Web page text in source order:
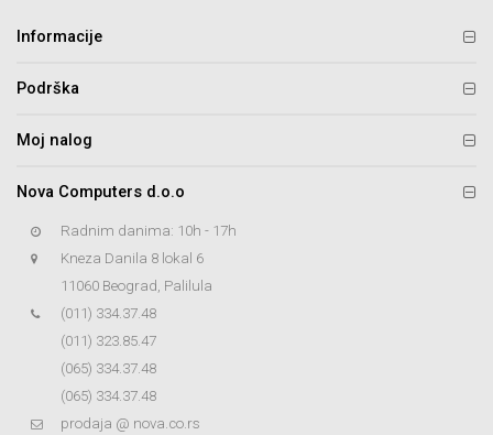
Informacije
Podrška
Moj nalog
Nova Computers d.o.o
Radnim danima: 10h - 17h
Kneza Danila 8 lokal 6
11060 Beograd, Palilula
(011) 334.37.48
(011) 323.85.47
(065) 334.37.48
(065) 334.37.48
prodaja @ nova.co.rs